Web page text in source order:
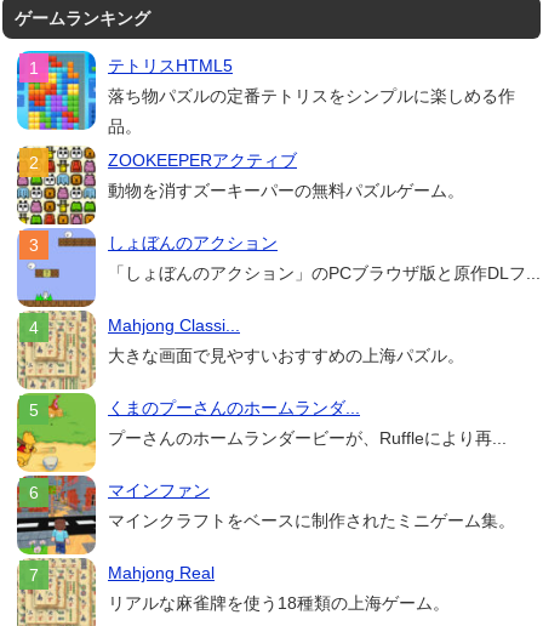
ゲームランキング
テトリスHTML5
落ち物パズルの定番テトリスをシンプルに楽しめる作
品。
ZOOKEEPERアクティブ
動物を消すズーキーパーの無料パズルゲーム。
しょぼんのアクション
「しょぼんのアクション」のPCブラウザ版と原作DLフ...
Mahjong Classi...
大きな画面で見やすいおすすめの上海パズル。
くまのプーさんのホームランダ...
プーさんのホームランダービーが、Ruffleにより再...
マインファン
マインクラフトをベースに制作されたミニゲーム集。
Mahjong Real
リアルな麻雀牌を使う18種類の上海ゲーム。